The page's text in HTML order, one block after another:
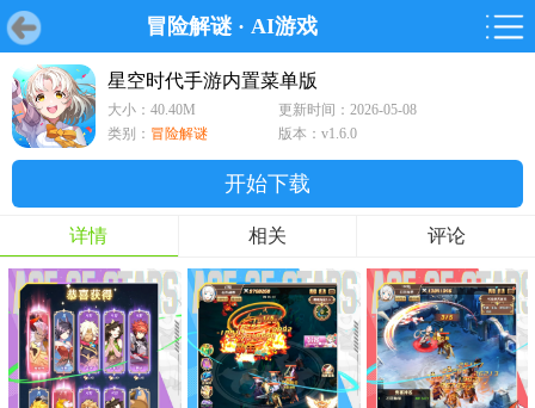
冒险解谜· AI游戏
首页 游戏 软件 鸿蒙游戏
首页 游戏 软件 鸿蒙
游戏
鸿蒙
软件
专题
星空时代手游内置菜单版
大小：40.40M
更新时间：2026-05-08
类别： 冒险解谜 版本：v1.6.0
开始下载
详情 相关 评论